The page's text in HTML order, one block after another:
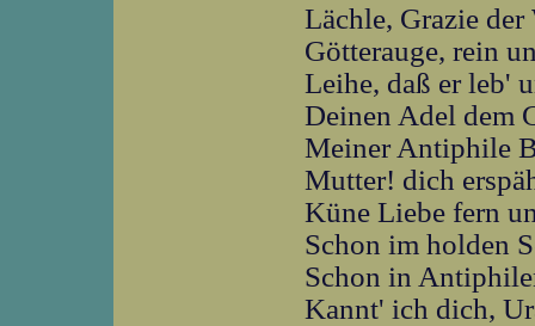
Lächle, Grazie der
Götterauge, rein
Leihe, daß er leb'
Deinen Adel dem
Meiner Antiphile
Mutter! dich
Küne Liebe fern
Schon im holden
Schon in
Kannt' ich dich,